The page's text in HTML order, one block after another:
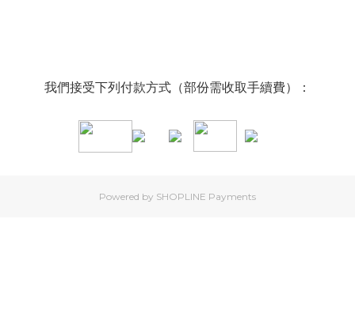
我們接受下列付款方式（部份需收取手續費）：
Powered by SHOPLINE Payments